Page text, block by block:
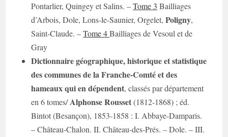
Pontarlier, Quingey et Salins. –Tome 3 Bailliages
d’Arbois, Dole, Lons-le-Saunier, Orgelet,Poligny,
Saint-Claude. –Tome 4Bailliages de Vesoul et de
Gray
Dictionnaire géographique, historique et statistique
des communes de la Franche-Comté et des
hameaux qui en dépendent, classés par département
en 6 tomes/Alphonse Rousset(1812-1868) ; éd.
Bintot (Besançon), 1853-1858 : I. Abbaye-Damparis.
– Château-Chalon. II. Château-des-Prés. – Dole. – III.